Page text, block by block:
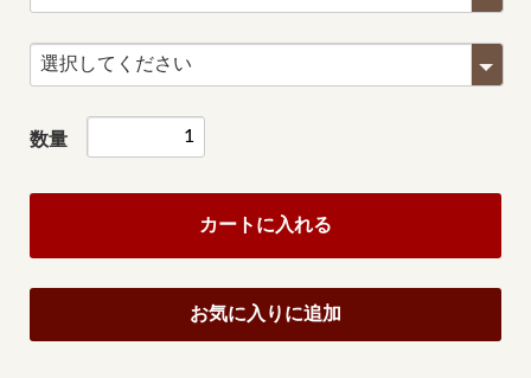
数量
カートに入れる
お気に入りに追加